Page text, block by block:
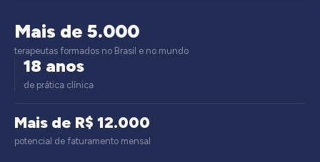
Mais de 5.000
terapeutas formados no Brasil e no mundo
18 anos
de prática clínica
Mais de R$ 12.000
potencial de faturamento mensal